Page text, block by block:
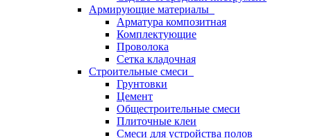
Армирующие материалы
Арматура композитная
Комплектующие
Проволока
Сетка кладочная
Строительные смеси
Грунтовки
Цемент
Общестроительные смеси
Плиточные клеи
Смеси для устройства полов